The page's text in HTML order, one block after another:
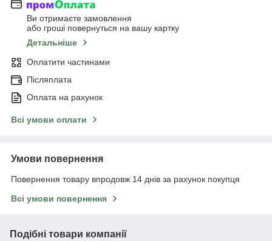
Ви отримаєте замовлення
або гроші повернуться на вашу картку
Детальніше
Оплатити частинами
Післяплата
Оплата на рахунок
Всі умови оплати
Умови повернення
Повернення товару впродовж 14 днів за рахунок покупця
Всі умови повернення
Подібні товари компанії